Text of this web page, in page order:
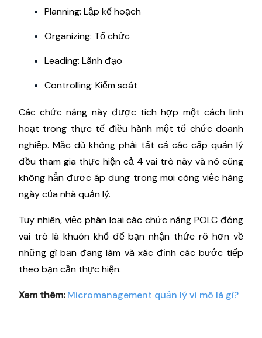
Planning: Lập kế hoạch
Organizing: Tổ chức
Leading: Lãnh đạo
Controlling: Kiểm soát
Các chức năng này được tích hợp một cách linh
hoạt trong thực tế điều hành một tổ chức doanh
nghiệp. Mặc dù không phải tất cả các cấp quản lý
đều tham gia thực hiện cả 4 vai trò này và nó cũng
không hẳn được áp dụng trong mọi công việc hàng
ngày của nhà quản lý.
Tuy nhiên, việc phân loại các chức năng POLC đóng
vai trò là khuôn khổ để bạn nhận thức rõ hơn về
những gì bạn đang làm và xác định các bước tiếp
theo bạn cần thực hiện.
Xem thêm: Micromanagement quản lý vi mô là gì?